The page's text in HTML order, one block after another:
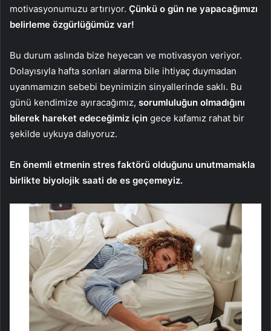
motivasyonumuzu artırıyor. Çünkü o gün ne yapacağımızı
belirleme özgürlüğümüz var!
Bu durum aslında bize heyecan ve motivasyon veriyor.
Dolayısıyla hafta sonları alarma bile ihtiyaç duymadan
uyanmamızın sebebi beynimizin sinyallerinde saklı. Bu
günü kendimize ayıracağımız, sorumluluğun olmadığını
bilerek hareket edeceğimiz için gece kafamız rahat bir
şekilde uykuya dalıyoruz.
En önemli etmenin stres faktörü olduğunu unutmamakla
birlikte biyolojik saati de es geçemeyiz.